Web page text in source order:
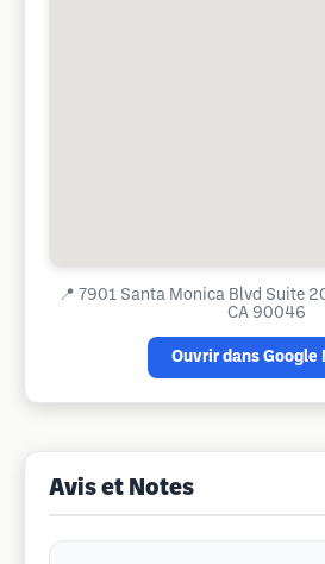
📍 7901 Santa Monica Blvd Suite
CA 90046
Ouvrir dans Google
Avis et Notes